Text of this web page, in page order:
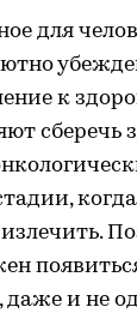
для
к
сберечь
и не